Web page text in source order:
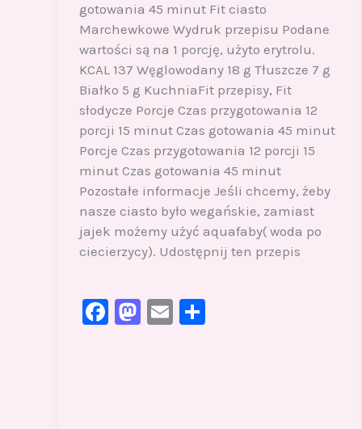
gotowania 45 minut Fit ciasto
Marchewkowe Wydruk przepisu Podane
wartości są na 1 porcję, użyto erytrolu.
KCAL 137 Węglowodany 18 g Tłuszcze 7 g
Białko 5 g KuchniaFit przepisy, Fit
słodycze Porcje Czas przygotowania 12
porcji 15 minut Czas gotowania 45 minut
Porcje Czas przygotowania 12 porcji 15
minut Czas gotowania 45 minut
Pozostałe informacje Jeśli chcemy, żeby
nasze ciasto było wegańskie, zamiast
jajek możemy użyć aquafaby( woda po
ciecierzycy). Udostępnij ten przepis
F
M E S